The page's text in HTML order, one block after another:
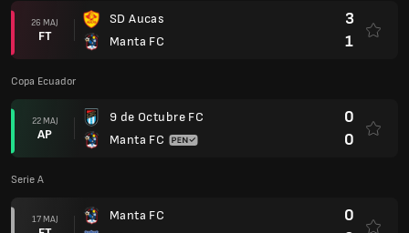
26 MAJ
FT
SD Aucas
Manta FC
3
1
Copa Ecuador
22 MAJ
AP
9 de Octubre FC
Manta FC
0
0
Serie A
17 MAJ
Manta FC
0